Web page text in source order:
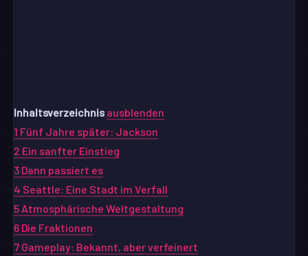
Inhaltsverzeichnis ausblenden
1 Fünf Jahre später: Jackson
2 Ein sanfter Einstieg
3 Dann passiert es
4 Seattle: Eine Stadt im Verfall
5 Atmosphärische Weltgestaltung
6 Die Fraktionen
7 Gameplay: Bekannt, aber verfeinert